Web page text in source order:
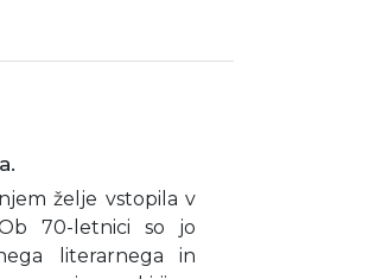
želje vstopila v
70-letnici so jo
literarnega in